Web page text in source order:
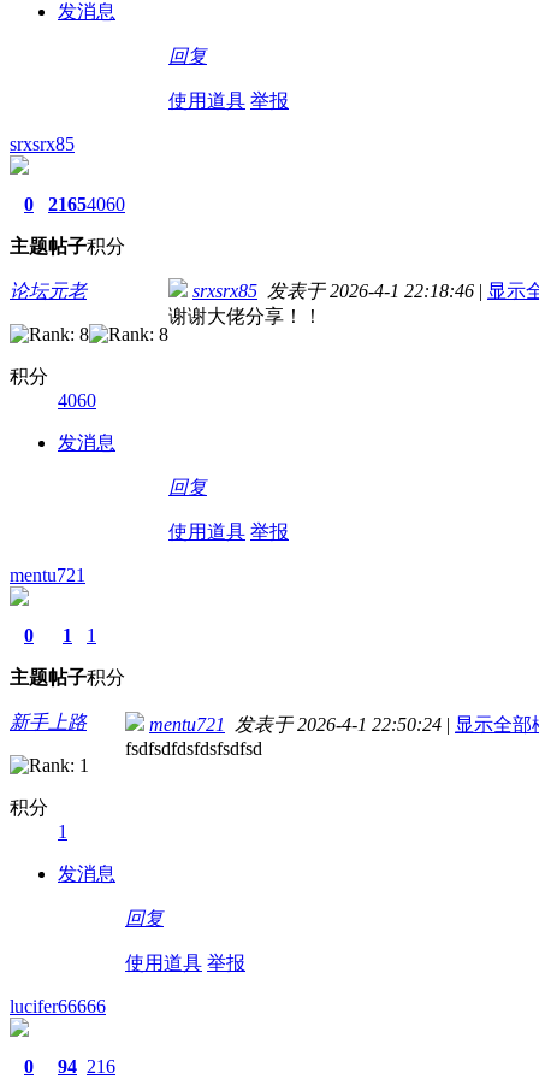
发消息
回复
使用道具 举报
srxsrx85
0
主题
2165
帖子
4060
积分
论坛元老
积分
4060
发消息
srxsrx85 发表于 2026-4-1 22:18:46 | 显示
谢谢大佬分享！！
回复
使用道具 举报
mentu721
0
主题
1
帖子
1
积分
新手上路
积分
1
发消息
mentu721 发表于 2026-4-1 22:50:24 | 显示全部
fsdfsdfdsfdsfsdfsd
回复
使用道具 举报
lucifer66666
0 94 216